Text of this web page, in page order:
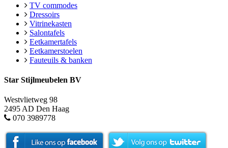
TV commodes
Dressoirs
Vitrinekasten
Salontafels
Eetkamertafels
Eetkamerstoelen
Fauteuils & banken
Star Stijlmeubelen BV
Westvlietweg 98
2495 AD Den Haag
070 3989778